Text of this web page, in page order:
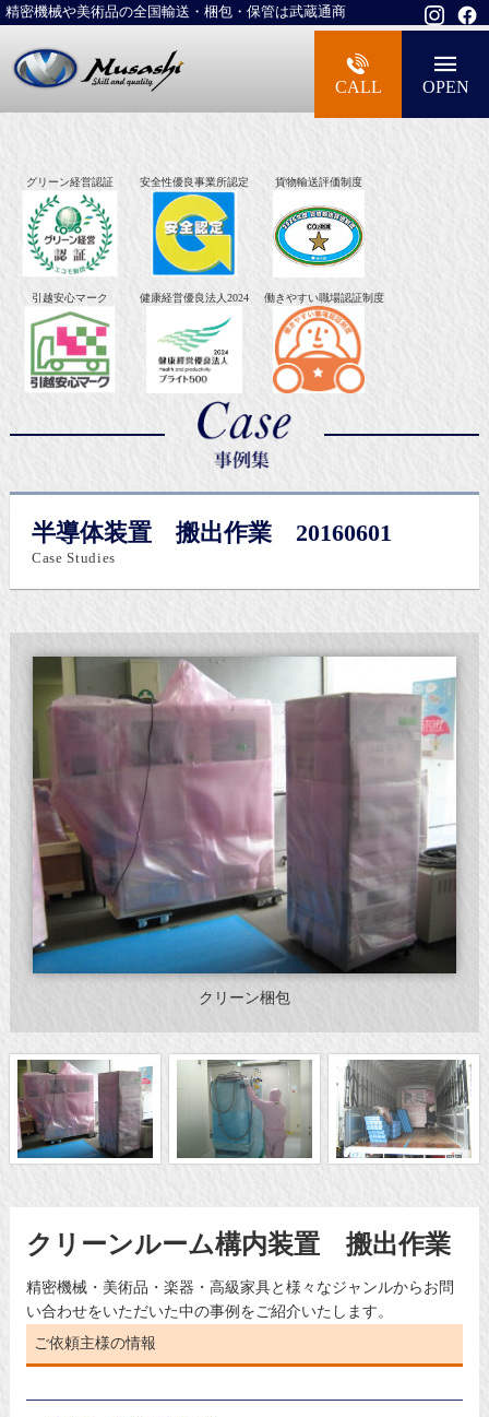
精密機械や美術品の全国輸送・梱包・保管は武蔵通商
大型精密機械・美術品・高級楽器の梱包・
CALL OPEN
グリーン経営認証 安全性優良事業所認定 貨物輸送評価制度
引越安心マーク 健康経営優良法人2024 働きやすい職場認証制度
半導体装置 搬出作業 20160601
Case Studies
クリーン梱包
クリーンルーム構内装置 搬出作業
精密機械・美術品・楽器・高級家具と様々なジャンルからお問
い合わせをいただいた中の事例をご紹介いたします。
ご依頼主様の情報